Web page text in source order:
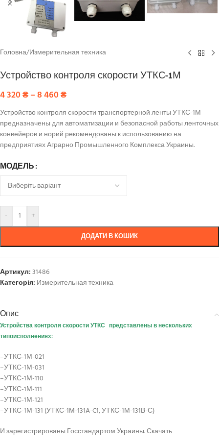
Головна/Измерительная техника
Устройство контроля скорости УТКС-1М
4 320₴–8 460₴
Устройство контроля скорости транспортерной ленты УТКС-1М
предназначены для автоматизации и безопасной работы ленточных
конвейеров и норий рекомендованы к использованию на
предприятиях Аграрно Промышленного Комплекса Украины.
МОДЕЛЬ
- +
ДОДАТИ В КОШИК
Артикул:31486
Категорія: Измерительная техника
Опис
Устройства контроля скорости УТКС представлены в нескольких
типоисполнениях:
–УТКС-1М-021
–УТКС-1М-031
–УТКС-1М-110
–УТКС-1М-111
–УТКС-1М-121
–УТКС-1М-131 (УТКС-1М-131A-C1, УТКС-1М-131В-С)
И зарегистрированы Госстандартом Украины. Скачать